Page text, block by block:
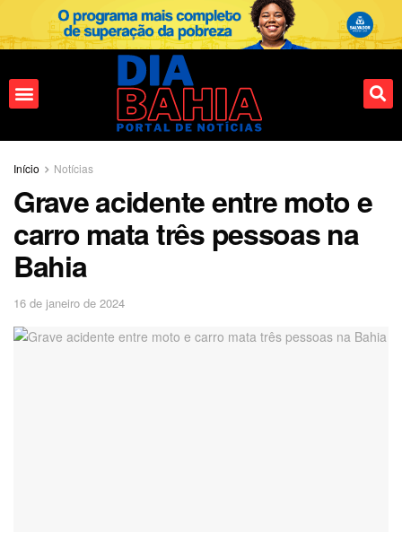
Início Notícias
Grave acidente entre moto e
carro mata três pessoas na
Bahia
16 de janeiro de 2024